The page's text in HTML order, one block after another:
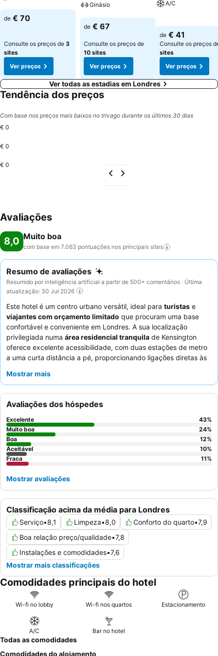
Ver preços
de € 70
Consulte os preços de 3
sites
Ver preços
Ginásio
Ver preços
de € 67
Consulte os preços de
10 sites
Ver preços
A/C
Ver preços
de € 41
Consulte os preços
sites
Ver preços
Ver todas as estadias em Londres
Tendência dos preços
Com base nos preços mais baixos no trivago durante os últimos 30 dias
€ 0
€ 0
€ 0
Avaliações
8,0 Muito boa
com base em 7.063 pontuações nos principais sites
Resumo de avaliações
Resumido por inteligência artificial a partir de 500+ comentários · Última
atualização: 30 Jul 2026
Este hotel é um centro urbano versátil, ideal para turistas e
viajantes com orçamento limitado que procuram uma base
confortável e conveniente em Londres. A sua localização
privilegiada numa área residencial tranquila de Kensington
oferece excelente acessibilidade, com duas estações de metro
a uma curta distância a pé, proporcionando ligações diretas às
dispõe dequartos modernos e bem conservados
tranquila. Os hóspedes elogiam consistentemente os
funcionários simpáticos e prestativos
geralmente bom. Para a melhor experiência, considere pedir um
quarto num andar inferior devido à ausência de elevador.
Mostrar mais
Classificação acima da média para Londres
Serviço•8,1 Limpeza•8,0 Conforto do quarto•7,9
Boa relação preço/qualidade•7,8
Instalações e comodidades•7,6
Mostrar mais classificações
Avaliações dos hóspedes
Excelente 43%
Muito boa
24%
Boa
12%
Aceitável
10%
Fraca
11%
Mostrar avaliações
Comodidades principais do hotel
Wi-fi no lobby Wi-fi nos quartos Estacionamento
A/C Bar no hotel
Todas as comodidades
Comodidades do alojamento